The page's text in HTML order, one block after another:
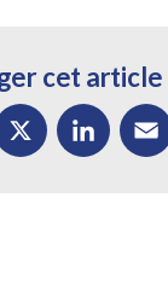
cet article